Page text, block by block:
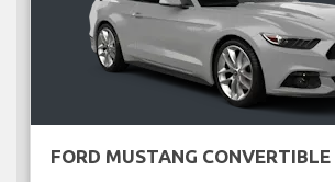
FORD MUSTANG CONVERTIBLE